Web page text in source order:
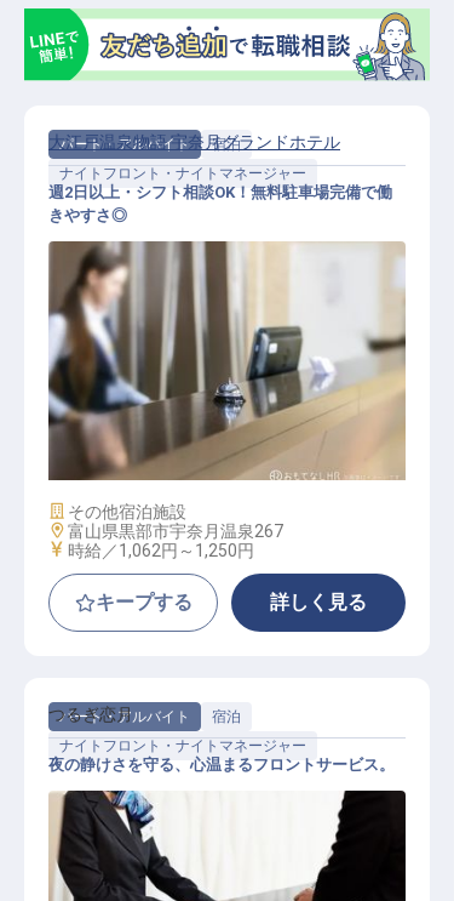
パート・アルバイト
宿泊
ナイトフロント・ナイトマネージャー
ナイトフロント
大江戸温泉物語 宇奈月グランドホテル
週2日以上・シフト相談OK！無料駐車場完備で働
きやすさ◎
施設業態
その他宿泊施設
勤務地
富山県黒部市宇奈月温泉267
給与
時給／1,062円～ 1,250円
キープする 詳しく見る
パート・アルバイト
宿泊
ナイトフロント・ナイトマネージャー
つるぎ恋月
夜の静けさを守る、心温まるフロントサービス。